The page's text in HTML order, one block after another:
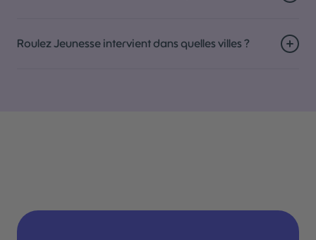
Roulez Jeunesse intervient dans quelles villes ?